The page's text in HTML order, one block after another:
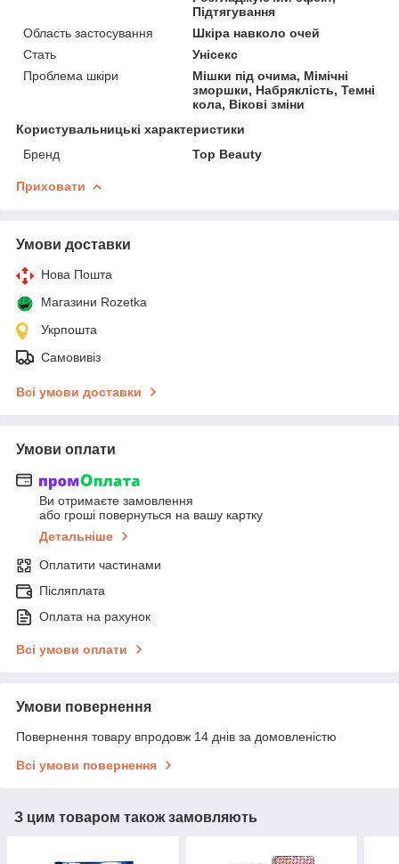
Підтягування
Область застосування
Шкіра навколо очей
Стать
Унісекс
Проблема шкіри
Мішки під очима, Мімічні
зморшки, Набряклість, Темні
кола, Вікові зміни
Користувальницькі характеристики
Бренд
Top Beauty
Приховати
Умови доставки
Нова Пошта
Магазини Rozetka
Укрпошта
Самовивіз
Всі умови доставки
Умови оплати
Ви отримаєте замовлення
або гроші повернуться на вашу картку
Детальніше
Оплатити частинами
Післяплата
Оплата на рахунок
Всі умови оплати
Умови повернення
Повернення товару впродовж 14 днів за домовленістю
Всі умови повернення
З цим товаром також замовляють